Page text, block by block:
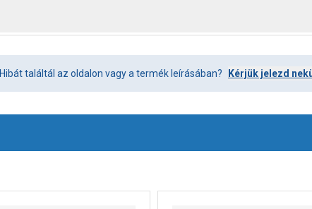
Hibát találtál az oldalon vagy a termék leírásában? Kérjük jelezd